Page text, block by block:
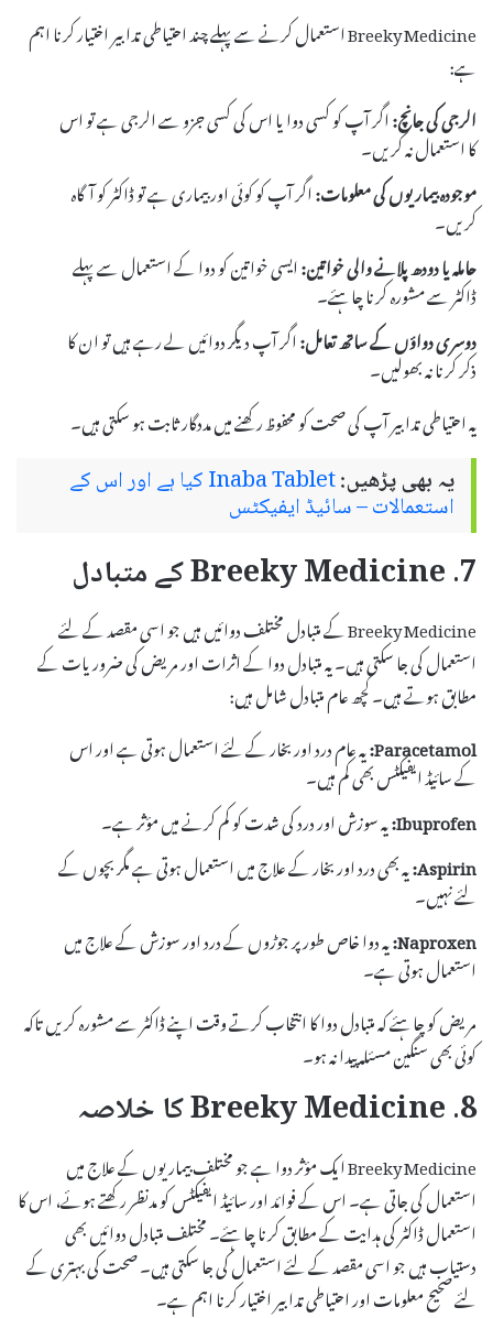
Breeky Medicine استعمال کرنے سے پہلے چند احتیاطی تدابیر اختیار کرنا اہم
ہے:
الرجی کی جانچ:اگر آپ کو کسی دوا یا اس کی کسی جزو سے الرجی ہے تو اس
کا استعمال نہ کریں۔
موجودہ بیماریوں کی معلومات:اگر آپ کو کوئی اور بیماری ہے تو ڈاکٹر کو آگاہ
کریں۔
حاملہ یا دودھ پلانے والی خواتین:ایسی خواتین کو دوا کے استعمال سے پہلے
ڈاکٹر سے مشورہ کرنا چاہئے۔
دوسری دواؤں کے ساتھ تعامل:اگر آپ دیگر دوائیں لے رہے ہیں تو ان کا
ذکر کرنا نہ بھولیں۔
یہ احتیاطی تدابیر آپ کی صحت کو محفوظ رکھنے میں مددگار ثابت ہو سکتی ہیں۔
یہ بھی پڑھیں: Inaba Tablet کیا ہے اور اس کے
استعمالات – سائیڈ ایفیکٹس
7. Breeky Medicine کے متبادل
Breeky Medicine کے متبادل مختلف دوائیں ہیں جو اسی مقصد کے لئے
استعمال کی جا سکتی ہیں۔ یہ متبادل دوا کے اثرات اور مریض کی ضروریات کے
مطابق ہوتے ہیں۔ کچھ عام متبادل شامل ہیں:
Paracetamol:یہ عام درد اور بخار کے لئے استعمال ہوتی ہے اور اس
کے سائیڈ ایفیکٹس بھی کم ہیں۔
Ibuprofen:یہ سوزش اور درد کی شدت کو کم کرنے میں مؤثر ہے۔
Aspirin:یہ بھی درد اور بخار کے علاج میں استعمال ہوتی ہے مگر بچوں کے
لئے نہیں۔
Naproxen:یہ دوا خاص طور پر جوڑوں کے درد اور سوزش کے علاج میں
استعمال ہوتی ہے۔
مریض کو چاہئے کہ متبادل دوا کا انتخاب کرتے وقت اپنے ڈاکٹر سے مشورہ کریں تاکہ
کوئی بھی سنگین مسئلہ پیدا نہ ہو۔
8. Breeky Medicine کا خلاصہ
Breeky Medicine ایک مؤثر دوا ہے جو مختلف بیماریوں کے علاج میں
استعمال کی جاتی ہے۔ اس کے فوائد اور سائیڈ ایفیکٹس کو مدنظر رکھتے ہوئے، اس کا
استعمال ڈاکٹر کی ہدایت کے مطابق کرنا چاہئے۔ مختلف متبادل دوائیں بھی
دستیاب ہیں جو اسی مقصد کے لئے استعمال کی جا سکتی ہیں۔ صحت کی بہتری کے
لئے صحیح معلومات اور احتیاطی تدابیر اختیار کرنا اہم ہے۔